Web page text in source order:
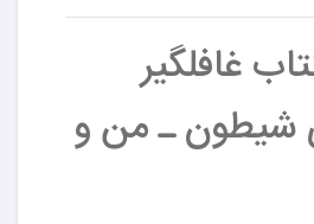
غافلگیر
شیطون ـ من و